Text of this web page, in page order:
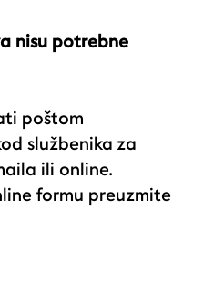
nisu potrebne
poštom
službenika za
ili online.
formu preuzmite